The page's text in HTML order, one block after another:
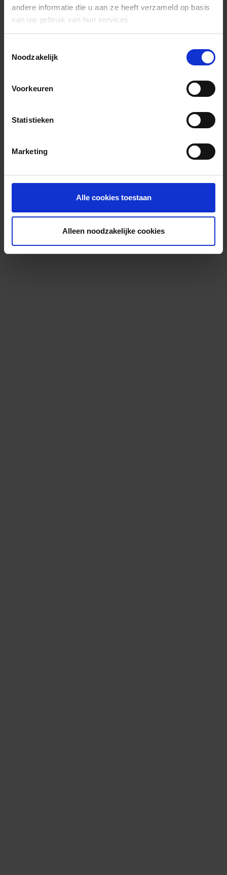
andere informatie die u aan ze heeft verzameld op basis
van uw gebruik van hun services.
Noodzakelijk
Voorkeuren
Statistieken
Marketing
Alle cookies toestaan
Alleen noodzakelijke cookies